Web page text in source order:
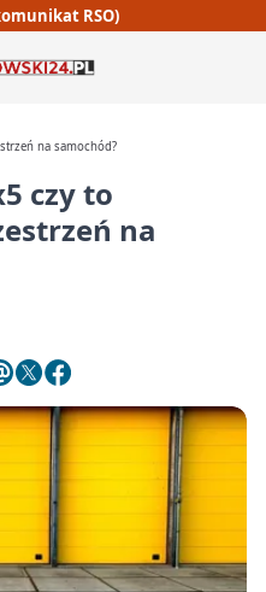
RSO)
na samochód?
czy to
na